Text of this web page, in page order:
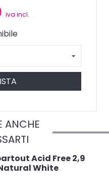
iva incl.
ANCHE
Acid Free 2,9
White